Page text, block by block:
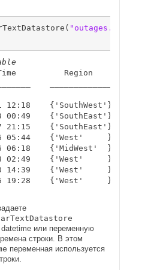
"outages.csv"
Region
12:18    {'SouthWest'}
00:49    {'SouthEast'}
21:15    {'SouthEast'}
05:44    {'West'     }
06:18    {'MidWest'  }
02:49    {'West'     }
14:39    {'West'     }
19:28    {'West'     }
datetime или переменную
строки. В этом
переменная используется